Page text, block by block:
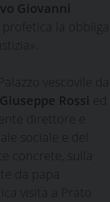
Giovanni
profetica la obbliga
vescovile da
Giuseppe Rossi ed
direttore e
sociale e del
concrete, sulla
da papa
visita a Prato